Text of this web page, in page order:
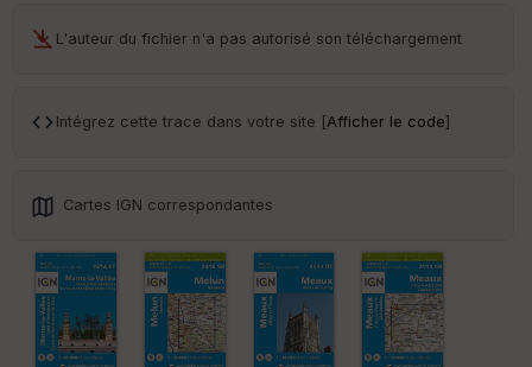
L'auteur du fichier n'a pas autorisé son téléchargement
Intégrez cette trace dans votre site [Afficher le code]
Cartes IGN correspondantes